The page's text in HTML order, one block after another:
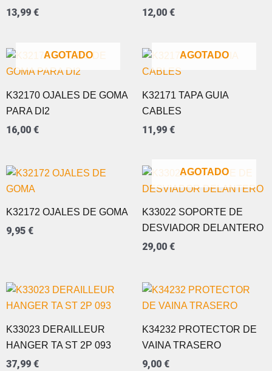
13,99 € 12,00 €
AGOTADO
K32170 OJALES DE GOMA
PARA DI2
16,00 €
AGOTADO
K32171 TAPA GUIA
CABLES
11,99 €
K32172 OJALES DE GOMA
9,95 €
AGOTADO
K33022 SOPORTE DE
DESVIADOR DELANTERO
29,00 €
K33023 DERAILLEUR
HANGER TA ST 2P 093
37,99 €
K34232 PROTECTOR DE
VAINA TRASERO
9,00 €